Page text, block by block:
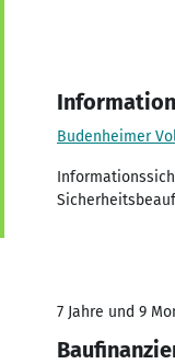
Budenheimer
7 Jahre und 9